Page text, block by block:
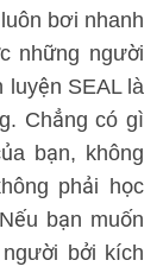
bơi nhanh
những người
luyện SEAL là
Chẳng có gì
bạn, không
phải học
bạn muốn
bởi kích